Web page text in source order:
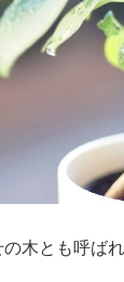
木とも呼ばれ